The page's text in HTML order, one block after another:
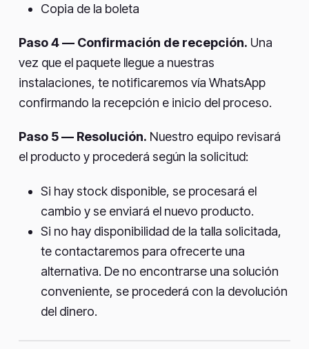
Copia de la boleta
Paso 4 — Confirmación de recepción. Una
vez que el paquete llegue a nuestras
instalaciones, te notificaremos vía WhatsApp
confirmando la recepción e inicio del proceso.
Paso 5 — Resolución. Nuestro equipo revisará
el producto y procederá según la solicitud:
Si hay stock disponible, se procesará el
cambio y se enviará el nuevo producto.
Si no hay disponibilidad de la talla solicitada,
te contactaremos para ofrecerte una
alternativa. De no encontrarse una solución
conveniente, se procederá con la devolución
del dinero.